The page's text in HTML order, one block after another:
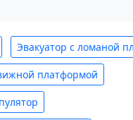
Эвакуатор с ломаной
платформой